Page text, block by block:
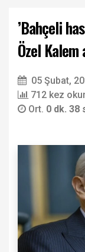
’Bahçeli
Özel Kalem
05 Şubat,
712 kez
Ort. 0 dk. 38